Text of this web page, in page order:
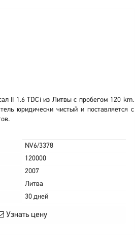
II 1.6 TDCi из Литвы с пробегом 120 km.
юридически чистый и поставляется с
NV6/3378
120000
2007
Литва
30 дней
Узнать цену